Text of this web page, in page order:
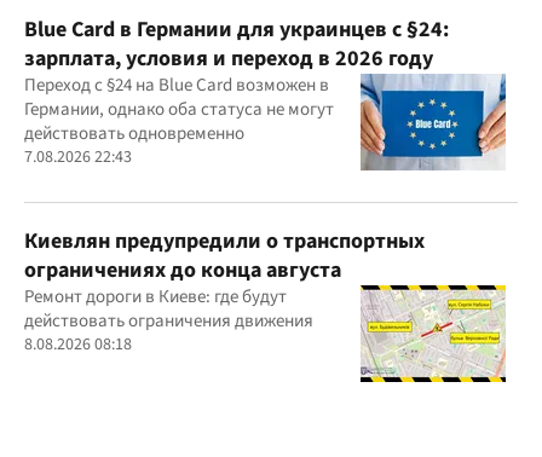
Blue Card в Германии для украинцев с §24:
зарплата, условия и переход в 2026 году
Переход с §24 на Blue Card возможен в
Германии, однако оба статуса не могут
действовать одновременно
7.08.2026 22:43
Киевлян предупредили о транспортных
ограничениях до конца августа
Ремонт дороги в Киеве: где будут
действовать ограничения движения
8.08.2026 08:18